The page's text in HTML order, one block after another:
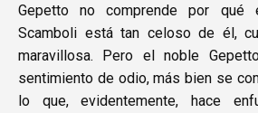
Gepetto no comprende por qué
Scamboli está tan celoso de él,
maravillosa. Pero el noble
sentimiento de odio, más bien se
lo que, evidentemente, hace